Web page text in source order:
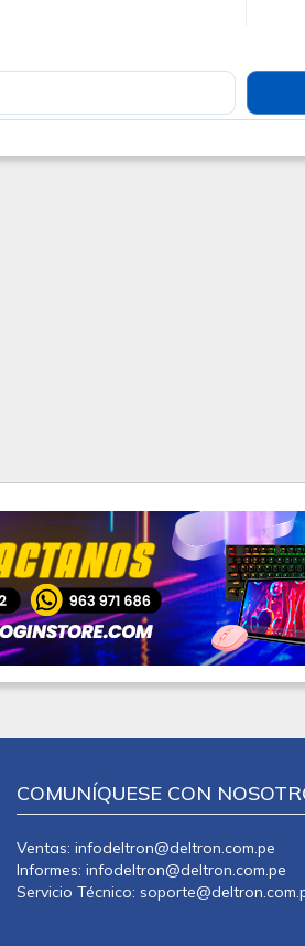
COMUNÍQUESE CON
Ventas: infodeltron@deltron.com.pe
Informes: infodeltron@deltron.com.pe
Servicio Técnico: